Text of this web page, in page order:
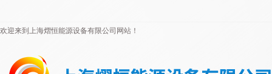
欢迎来到上海熠恒能源设备有限公司网站！